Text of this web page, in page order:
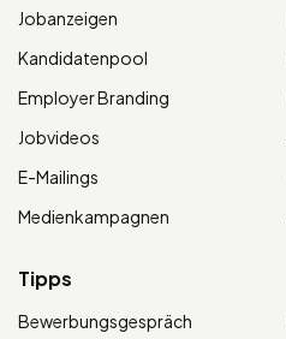
Jobanzeigen
Kandidatenpool
Employer Branding
Jobvideos
E-Mailings
Medienkampagnen
Tipps
Bewerbungsgespräch